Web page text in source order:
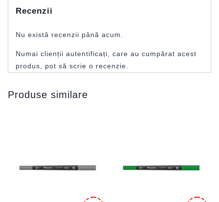
Recenzii
Nu există recenzii până acum.
Numai clienții autentificați, care au cumpărat acest
produs, pot să scrie o recenzie.
Produse similare